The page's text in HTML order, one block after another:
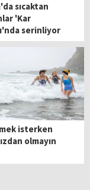
sıcaktan
'Kar
serinliyor
isterken
olmayın